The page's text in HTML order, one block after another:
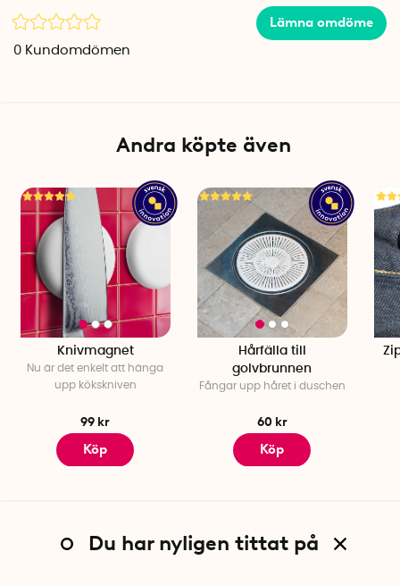
Specifikationer Lämna omdöme
0 Kundomdömen
Andra köpte även
Knivmagnet
Nu är det enkelt att hänga
upp kökskniven
99 kr
Köp
Hårfälla till
golvbrunnen
Fångar upp håret i duschen
60 kr
Köp
Du har nyligen tittat på